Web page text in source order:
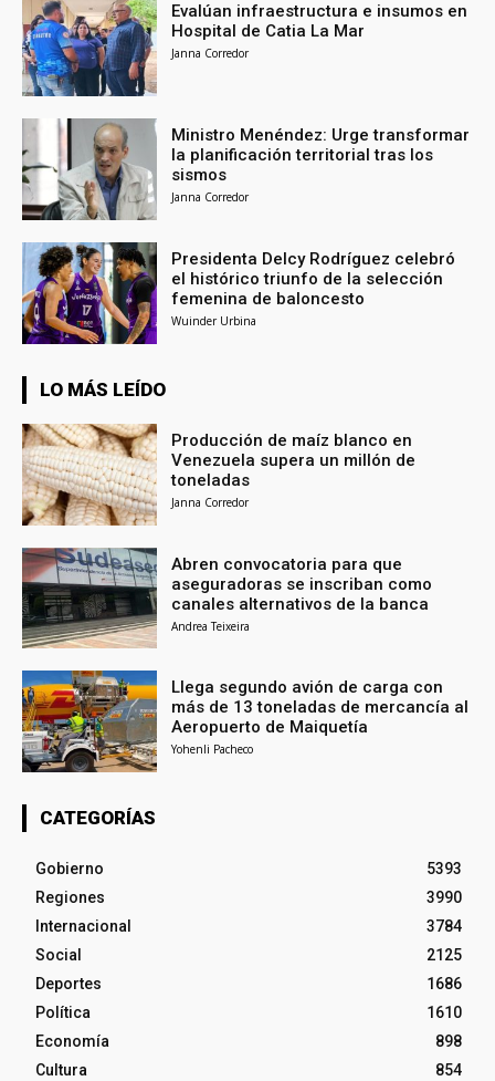
Evalúan infraestructura e insumos en
Hospital de Catia La Mar
Janna Corredor
Ministro Menéndez: Urge transformar
la planificación territorial tras los
sismos
Janna Corredor
Presidenta Delcy Rodríguez celebró
el histórico triunfo de la selección
femenina de baloncesto
Wuinder Urbina
LO MÁS LEÍDO
Producción de maíz blanco en
Venezuela supera un millón de
toneladas
Janna Corredor
Abren convocatoria para que
aseguradoras se inscriban como
canales alternativos de la banca
Andrea Teixeira
Llega segundo avión de carga con
más de 13 toneladas de mercancía al
Aeropuerto de Maiquetía
Yohenli Pacheco
CATEGORÍAS
Gobierno
5393
Regiones
3990
Internacional
3784
Social
2125
Deportes
1686
Política
1610
Economía
898
Cultura
854